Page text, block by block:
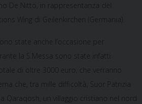
De Nitto, in rappresentanza del
Wing di Geilenkirchen (Germania).
state anche l’occasione per
la S.Messa sono state infatti
di oltre 3000 euro, che verranno
che, tra mille difficoltà, Suor Patrizia
Qaraqosh, un villaggio cristiano nel nord